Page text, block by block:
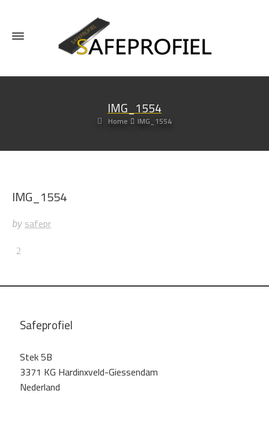
IMG_1554
Home IMG_1554
IMG_1554
by safepr
Safeprofiel
Stek 5B
3371 KG Hardinxveld-Giessendam
Nederland